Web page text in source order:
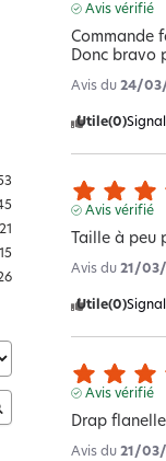
21
15
Avis vérifié
Commande
Donc bravo
Avis du24/
Utile(0)
Avis vérifié
Taille à peu
Avis du21/
Utile(0)
Avis vérifié
Drap
Avis du21/